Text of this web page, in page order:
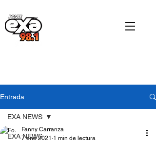
Entrada
EXA NEWS
EXA NEWS
Fanny Carranza
7 ene 2021 1 min de lectura